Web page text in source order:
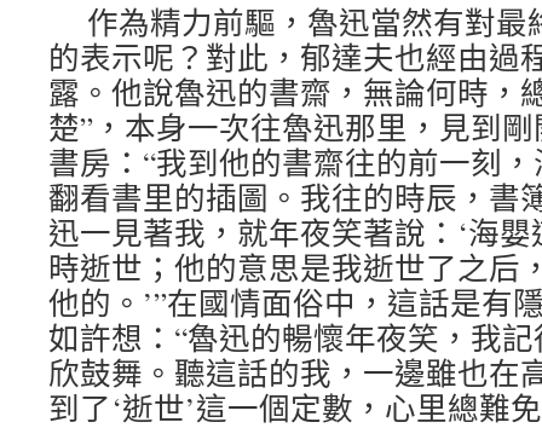
作為精力前驅，魯迅當然有對
的表示呢？對此，郁達夫也經由過
露。他說魯迅的書齋，無論何時，
楚”，本身一次往魯迅那里，見到
書房：“我到他的書齋往的前一刻
翻看書里的插圖。我往的時辰，書
迅一見著我，就年夜笑著說：‘海
時逝世；他的意思是我逝世了之后
他的。’”在國情面俗中，這話是有
如許想：“魯迅的暢懷年夜笑，我
欣鼓舞。聽這話的我，一邊雖也在
到了‘逝世’這一個定數，心里總難